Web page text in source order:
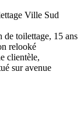
de toilettage, 15 ans
relooké
clientèle,
sur avenue